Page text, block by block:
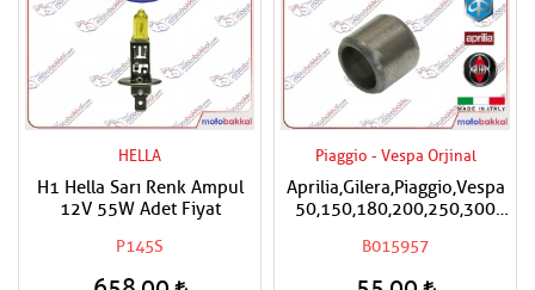
HELLA
H1 Hella Sarı Renk Ampul
12V 55W Adet Fiyat
P145S
Piaggio - Vespa Orjinal
Aprilia,Gilera,Piaggio,Vespa
50,150,180,200,250,300
Fiyatıdır
B015957